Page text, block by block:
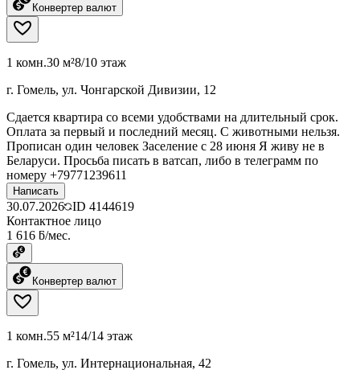
Конвертер валют
1 комн.30 м²8/10 этаж
г. Гомель, ул. Чонгарской Дивизии, 12
Сдается квартира со всеми удобствами на длительный срок.
Оплата за первый и последний месяц. С животными нельзя.
Прописан один человек Заселение с 28 июня Я живу не в
Беларуси. Просьба писать в ватсап, либо в телеграмм по
номеру +79771239611
Написать
30.07.2026 ID 4144619
Контактное лицо
1 616 ƃ/мес.
Конвертер валют
1 комн.55 м²14/14 этаж
г. Гомель, ул. Интернациональная, 42